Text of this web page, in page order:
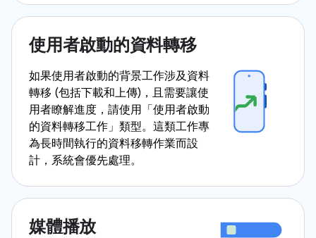
使用者啟動的資料轉移
如果使用者啟動的背景工作涉及資料
轉移 (包括下載和上傳)，且需要讓使
用者瞭解進度，請使用「使用者啟動
的資料轉移工作」類型。這類工作專
為長時間執行的資料移轉作業而設
計，系統會優先處理。
媒體播放